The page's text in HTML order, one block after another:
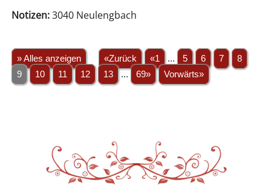
Notizen:3040 Neulengbach
» Alles anzeigen «Zurück «1 ... 5 6 7
8
9
10 11 12 13 ... 69» Vorwärts»